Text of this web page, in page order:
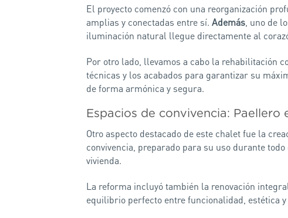
El proyecto comenzó con una reorganización
amplias y conectadas entre sí. Además, uno de
iluminación natural llegue directamente al
Por otro lado, llevamos a cabo la rehabilitación
técnicas y los acabados para garantizar su
de forma armónica y segura.
Espacios de convivencia: Paellero
Otro aspecto destacado de este chalet fue la
convivencia, preparado para su uso durante todo
vivienda.
La reforma incluyó también la renovación
equilibrio perfecto entre funcionalidad, estética